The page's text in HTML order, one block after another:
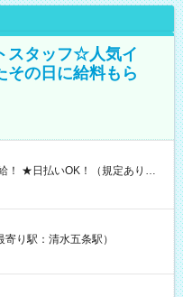
スタッフ☆人気イ
その日に給料もら
事後はコンビニATMから 日払
り駅：清水五条駅）